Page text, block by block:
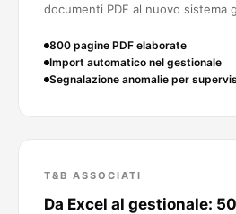
documenti PDF al nuovo sistema
800 pagine PDF elaborate
Import automatico nel gestionale
Segnalazione anomalie per
T&B ASSOCIATI
Da Excel al gestionale: